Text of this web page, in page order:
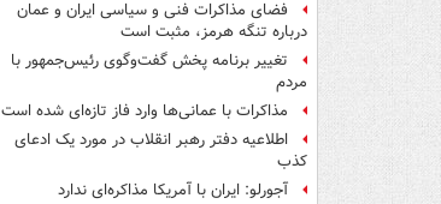
فضای مذاکرات فنی و سیاسی ایران و عمان
درباره تنگه هرمز، مثبت است
تغییر برنامه پخش گفت‌وگوی رئیس‌جمهور با
مردم
مذاکرات با عمانی‌ها وارد فاز تازه‌ای شده است
اطلاعیه دفتر رهبر انقلاب در مورد یک ادعای
کذب
آجورلو: ایران با آمریکا مذاکره‌ای ندارد